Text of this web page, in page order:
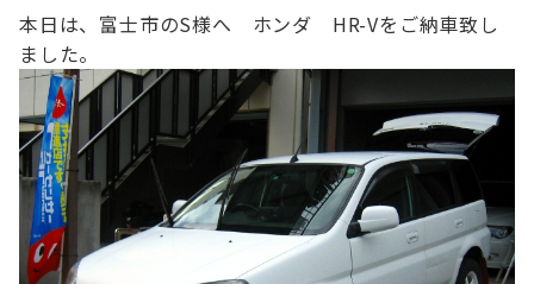
本日は、富士市のS様へ ホンダ HR-Vをご納車致し
ました。